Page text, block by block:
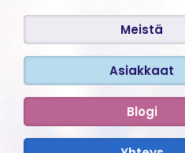
Meistä
Asiakkaat
Blogi